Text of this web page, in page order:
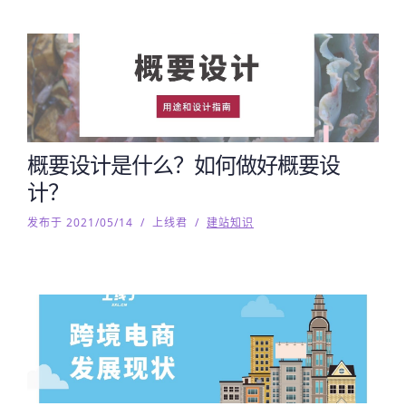
概要设计是什么？如何做好概要设
计？
发布于 2021/05/14 / 上线君 / 建站知识